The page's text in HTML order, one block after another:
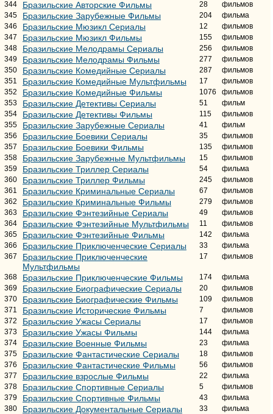
344
Бразильские Авторские Фильмы 28
фильмов
345
Бразильские Зарубежные Фильмы 204
фильма
346
Бразильские Мюзикл Сериалы 12
фильмов
347
Бразильские Мюзикл Фильмы 155
фильмов
348
Бразильские Мелодрамы Сериалы 256
фильмов
349
Бразильские Мелодрамы Фильмы 277
фильмов
350
Бразильские Комедийные Сериалы 287
фильмов
351
Бразильские Комедийные Мультфильмы 17
фильмов
352
Бразильские Комедийные Фильмы 1076
фильмов
353
Бразильские Детективы Сериалы 51
фильм
354
Бразильские Детективы Фильмы 115
фильмов
355
Бразильские Зарубежные Сериалы 41
фильм
356
Бразильские Боевики Сериалы 35
фильмов
357
Бразильские Боевики Фильмы 135
фильмов
358
Бразильские Зарубежные Мультфильмы 15
фильмов
359
Бразильские Триллер Сериалы 54
фильма
360
Бразильские Триллер Фильмы 245
фильмов
361
Бразильские Криминальные Сериалы 67
фильмов
362
Бразильские Криминальные Фильмы 279
фильмов
363
Бразильские Фэнтезийные Сериалы 49
фильмов
364
Бразильские Фэнтезийные Мультфильмы 11
фильмов
365
Бразильские Фэнтезийные Фильмы 142
фильма
366
Бразильские Приключенческие Сериалы 33
фильма
367
Бразильские Приключенческие
Мультфильмы
17 фильмов
368 Бразильские Приключенческие Фильмы 174
фильма
369
Бразильские Биографические Сериалы 20
фильмов
370
Бразильские Биографические Фильмы 109
фильмов
371
Бразильские Исторические Фильмы 7
фильмов
372
Бразильские Ужасы Сериалы 17
фильмов
373
Бразильские Ужасы Фильмы 144
фильма
374
Бразильские Военные Фильмы 23
фильма
375
Бразильские Фантастические Сериалы 18
фильмов
376
Бразильские Фантастические Фильмы 56
фильмов
377
Бразильские взрослые Фильмы 22
фильма
378
Бразильские Спортивные Сериалы 5
фильмов
379
Бразильские Спортивные Фильмы 43
фильма
380
Бразильские Документальные Сериалы 33 фильма